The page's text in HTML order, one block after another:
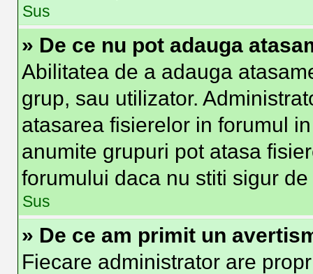
Sus
» De ce nu pot adauga
Abilitatea de a adauga
grup, sau utilizator.
atasarea fisierelor in forumul
anumite grupuri pot atasa
forumului daca nu stiti sigur
Sus
» De ce am primit un
Fiecare administrator are